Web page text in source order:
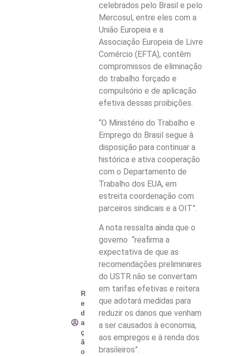
R
e
d
a
ç
ã
o
celebrados pelo Brasil e pelo
Mercosul, entre eles com a
União Europeia e a
Associação Europeia de Livre
Comércio (EFTA), contêm
compromissos de eliminação
do trabalho forçado e
compulsório e de aplicação
efetiva dessas proibições.
“O Ministério do Trabalho e
Emprego do Brasil segue à
disposição para continuar a
histórica e ativa cooperação
com o Departamento de
Trabalho dos EUA, em
estreita coordenação com
parceiros sindicais e a OIT”.
A nota ressalta ainda que o
governo “reafirma a
expectativa de que as
recomendações preliminares
do USTR não se convertam
em tarifas efetivas e reitera
que adotará medidas para
reduzir os danos que venham
a ser causados à economia,
aos empregos e à renda dos
brasileiros”.